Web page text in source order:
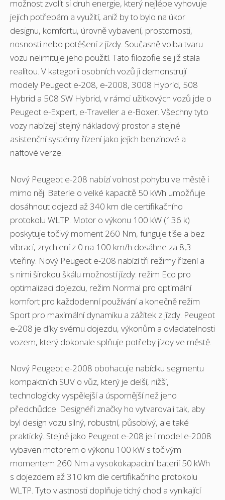
možnost zvolit si druh energie, který nejlépe vyhovuje
jejich potřebám a využití, aniž by to bylo na úkor
designu, komfortu, úrovně vybavení, prostornosti,
nosnosti nebo potěšení z jízdy. Současně volba tvaru
vozu nelimituje jeho použití. Tato filozofie se již stala
realitou. V kategorii osobních vozů ji demonstrují
modely Peugeot e-208, e-2008, 3008 Hybrid, 508
Hybrid a 508 SW Hybrid, v rámci užitkových vozů jde o
Peugeot e-Expert, e-Traveller a e-Boxer. Všechny tyto
vozy nabízejí stejný nákladový prostor a stejné
asistenční systémy řízení jako jejich benzinové a
naftové verze.
Nový Peugeot e-208 nabízí volnost pohybu ve městě i
mimo něj. Baterie o velké kapacitě 50 kWh umožňuje
dosáhnout dojezd až 340 km dle certifikačního
protokolu WLTP. Motor o výkonu 100 kW (136 k)
poskytuje točivý moment 260 Nm, funguje tiše a bez
vibrací, zrychlení z 0 na 100 km/h dosáhne za 8,3
vteřiny. Nový Peugeot e-208 nabízí tři režimy řízení a
s nimi širokou škálu možností jízdy: režim Eco pro
optimalizaci dojezdu, režim Normal pro optimální
komfort pro každodenní používání a konečně režim
Sport pro maximální dynamiku a zážitek z jízdy. Peugeot
e-208 je díky svému dojezdu, výkonům a ovladatelnosti
vozem, který dokonale splňuje potřeby jízdy ve městě.
Nový Peugeot e-2008 obohacuje nabídku segmentu
kompaktních SUV o vůz, který je delší, nižší,
technologicky vyspělejší a úspornější než jeho
předchůdce. Designéři značky ho vytvarovali tak, aby
byl design vozu silný, robustní, působivý, ale také
praktický. Stejně jako Peugeot e-208 je i model e-2008
vybaven motorem o výkonu 100 kW s točivým
momentem 260 Nm a vysokokapacitní baterií 50 kWh
s dojezdem až 310 km dle certifikačního protokolu
WLTP. Tyto vlastnosti doplňuje tichý chod a vynikající